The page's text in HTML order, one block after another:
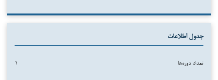
جدول اطلاعات
تعداد دوره‌ها ۱